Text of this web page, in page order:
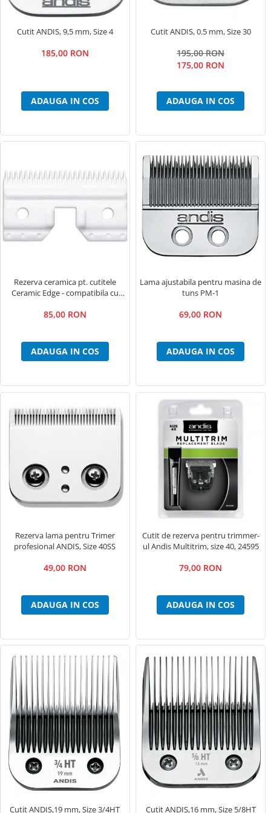
Lămpi frontale
Stomatologie veterinara
Cutit ANDIS, 9,5 mm, Size 4
185,00 RON
ADAUGA IN COS
Cutit ANDIS, 0.5 mm, Size 30
195,00 RON
175,00 RON
ADAUGA IN COS
Rezerva ceramica pt. cutitele
Ceramic Edge - compatibila cu
40SS, 50, 40 , 64445
85,00 RON
ADAUGA IN COS
Lama ajustabila pentru masina de
tuns PM-1
69,00 RON
ADAUGA IN COS
Rezerva lama pentru Trimer
profesional ANDIS, Size 40SS
49,00 RON
ADAUGA IN COS
Cutit de rezerva pentru trimmer-
ul Andis Multitrim, size 40, 24595
79,00 RON
ADAUGA IN COS
Cutit ANDIS,19 mm, Size 3/4HT Cutit ANDIS,16 mm, Size 5/8HT